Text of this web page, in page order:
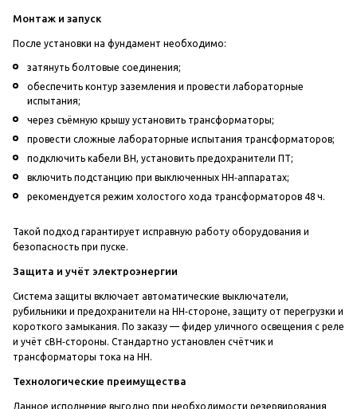
Монтаж и запуск
После установки на фундамент необходимо:
затянуть болтовые соединения;
обеспечить контур заземления и провести лабораторные
испытания;
через съёмную крышу установить трансформаторы;
провести сложные лабораторные испытания трансформаторов;
подключить кабели ВН, установить предохранители ПТ;
включить подстанцию при выключенных НН‑аппаратах;
рекомендуется режим холостого хода трансформаторов 48 ч.
Такой подход гарантирует исправную работу оборудования и
безопасность при пуске.
Защита и учёт электроэнергии
Система защиты включает автоматические выключатели,
рубильники и предохранители на НН‑стороне, защиту от перегрузки и
короткого замыкания. По заказу — фидер уличного освещения с реле
и учёт сВН‑стороны. Стандартно установлен счётчик и
трансформаторы тока на НН.
Технологические преимущества
Данное исполнение выгодно при необходимости резервирования